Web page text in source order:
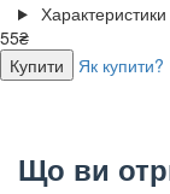
Характеристики
55₴
Купити
Як купити?
Що ви